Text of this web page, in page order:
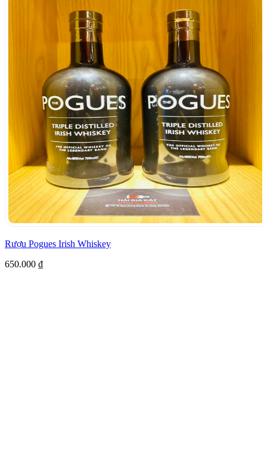
Rượu Pogues Irish Whiskey
650.000 ₫